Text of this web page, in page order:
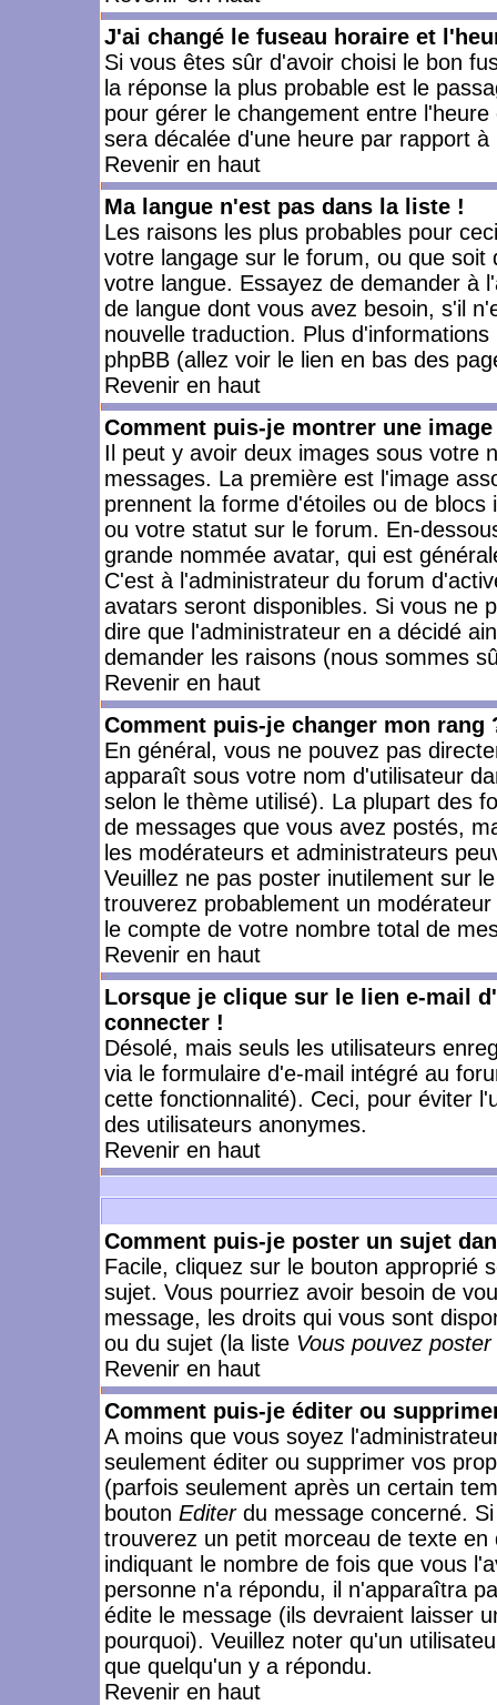
J'ai changé le fuseau horaire et
Si vous êtes sûr d'avoir choisi le bon
la réponse la plus probable est le
pour gérer le changement entre
sera décalée d'une heure par rapport à
Revenir en haut
Ma langue n'est pas dans la liste !
Les raisons les plus probables pour
votre langage sur le forum, ou que
votre langue. Essayez de demander à
de langue dont vous avez besoin, s'il
nouvelle traduction. Plus
phpBB (allez voir le lien en bas des
Revenir en haut
Comment puis-je montrer une
Il peut y avoir deux images sous votre
messages. La première est l'image
prennent la forme d'étoiles ou de
ou votre statut sur le forum. En-
grande nommée avatar, qui est
C'est à l'administrateur du forum
avatars seront disponibles. Si vous ne
dire que l'administrateur en a décidé
demander les raisons (nous sommes
Revenir en haut
Comment puis-je changer mon rang
En général, vous ne pouvez pas
apparaît sous votre nom d'utilisateur
selon le thème utilisé). La plupart des
de messages que vous avez postés,
les modérateurs et administrateurs
Veuillez ne pas poster inutilement sur
trouverez probablement un
le compte de votre nombre total de
Revenir en haut
Lorsque je clique sur le lien e-mail
connecter !
Désolé, mais seuls les utilisateurs
via le formulaire d'e-mail intégré au
cette fonctionnalité). Ceci, pour éviter
des utilisateurs anonymes.
Revenir en haut
Comment puis-je poster un sujet
Facile, cliquez sur le bouton approprié
sujet. Vous pourriez avoir besoin de
message, les droits qui vous sont
ou du sujet (la liste Vous pouvez
Revenir en haut
Comment puis-je éditer ou
A moins que vous soyez
seulement éditer ou supprimer vos
(parfois seulement après un certain
bouton Editerdu message concerné.
trouverez un petit morceau de texte
indiquant le nombre de fois que vous
personne n'a répondu, il n'apparaîtra
édite le message (ils devraient laisser
pourquoi). Veuillez noter qu'un
que quelqu'un y a répondu.
Revenir en haut